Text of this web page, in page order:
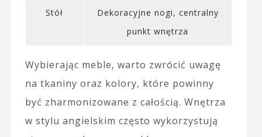
Stół
Dekoracyjne nogi, centralny
punkt wnętrza
Wybierając meble, warto zwrócić uwagę
na tkaniny oraz kolory, które powinny
być zharmonizowane z całością. Wnętrza
w stylu angielskim często wykorzystują